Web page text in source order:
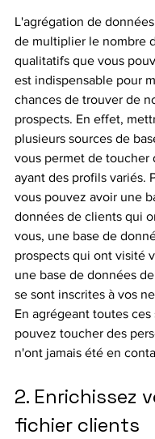
L'agrégation de
de multiplier le nombre
qualitatifs que vous
est indispensable pour
chances de trouver de
prospects. En effet,
plusieurs sources de
vous permet de toucher
ayant des profils variés.
vous pouvez avoir une
données de clients qui
vous, une base de
prospects qui ont visité
une base de données
se sont inscrites à vos
En agrégeant toutes ces
pouvez toucher des
n'ont jamais été en
2. Enrichissez
fichier clients